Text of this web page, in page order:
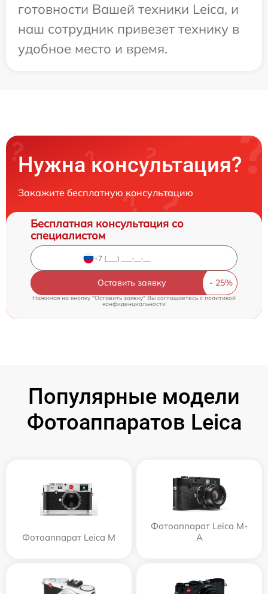
готовности Вашей техники Leica, и
наш сотрудник привезет технику в
удобное место и время.
Нужна консультация?
Закажите бесплатную консультацию
Бесплатная консультация со
специалистом
Оставить заявку
Нажимая на кнопку "Оставить заявку" Вы соглашаетесь c политикой
конфиденциальности
Популярные модели
Фотоаппаратов Leica
Фотоаппарат Leica M
Фотоаппарат Leica M-
A